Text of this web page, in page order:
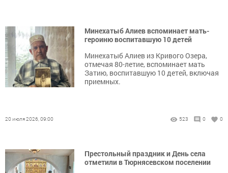
Минехатыб Алиев вспоминает мать-
героиню воспитавшую 10 детей
Минехатыб Алиев из Кривого Озера,
отмечая 80-летие, вспоминает мать
Затию, воспитавшую 10 детей, включая
приемных.
20 июля 2026, 09:00 523 0 0
Престольный праздник и День села
отметили в Тюрнясевском поселении